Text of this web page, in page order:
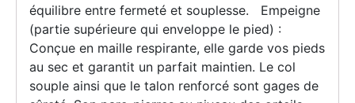
équilibre entre fermeté et souplesse. Empeigne
(partie supérieure qui enveloppe le pied) :
Conçue en maille respirante, elle garde vos pieds
au sec et garantit un parfait maintien. Le col
souple ainsi que le talon renforcé sont gages de